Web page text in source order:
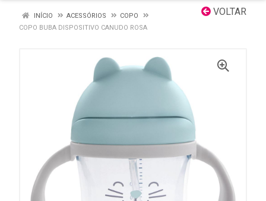
VOLTAR
INÍCIO ACESSÓRIOS
COPO
COPO BUBA DISPOSITIVO CANUDO ROSA